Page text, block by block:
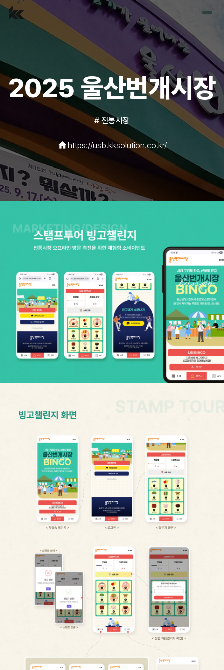
2025 울산번개시장
#전통시장
homehttps://usb.kksolution.co.kr/
홈
포트폴리오
견적요청